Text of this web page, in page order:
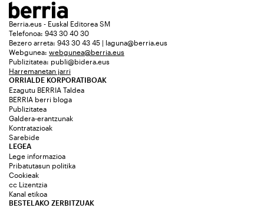
Berria.eus - Euskal Editorea SM
Telefonoa: 943 30 40 30
Bezero arreta: 943 30 43 45 | laguna@berria.eus
Webgunea: webgunea@berria.eus
Publizitatea: publi@bidera.eus
Harremanetan jarri
ORRIALDE KORPORATIBOAK
Ezagutu BERRIA Taldea
BERRIA berri bloga
Publizitatea
Galdera-erantzunak
Kontratazioak
Sarebide
LEGEA
Lege informazioa
Pribatutasun politika
Cookieak
cc Lizentzia
Kanal etikoa
BESTELAKO ZERBITZUAK